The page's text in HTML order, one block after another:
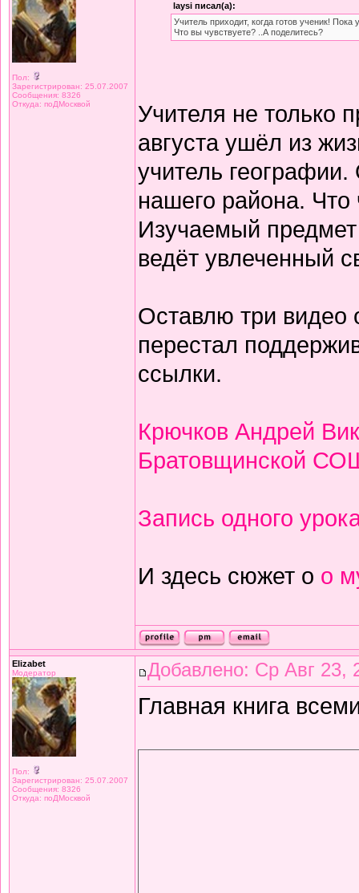
Пол:
Зарегистрирован: 25.07.2007
Сообщения: 8326
Откуда: поДМосквой
laysi писал(а):
Учитель приходит, когда готов ученик!
Что вы чувствуете? ..А поделитесь?
Учителя не только
августа ушёл из
учитель
нашего района.
Изучаемый предмет
ведёт увлеченный
Оставлю три видео
перестал
ссылки.
Крючков Андрей
Братовщинской
Запись одного
И здесь сюжет о о
Elizabet
Модератор
Пол:
Зарегистрирован: 25.07.2007
Сообщения: 8326
Откуда: поДМосквой
Добавлено: Ср Авг 23,
Главная книга